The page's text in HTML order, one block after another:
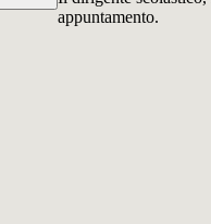
appuntamento.